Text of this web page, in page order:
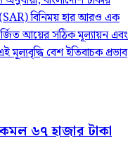
(SAR) বিনিময় হার আরও এক
আয়ের সঠিক মূল্যায়ন এবং
মূল্যবৃদ্ধি বেশ ইতিবাচক প্রভাব
৬৭ হাজার টাকা